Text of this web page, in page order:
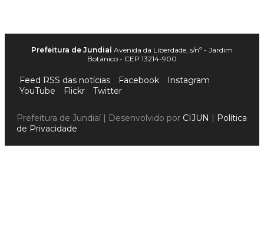
Prefeitura de Jundiaí Avenida da Liberdade, s/nº - Jardim
Botânico - CEP 13214-900
Feed RSS das notícias Facebook
Instagram
YouTube
Flickr Twitter
Prefeitura de Jundiaí | Desenvolvido por CIJUN | Política
de Privacidade